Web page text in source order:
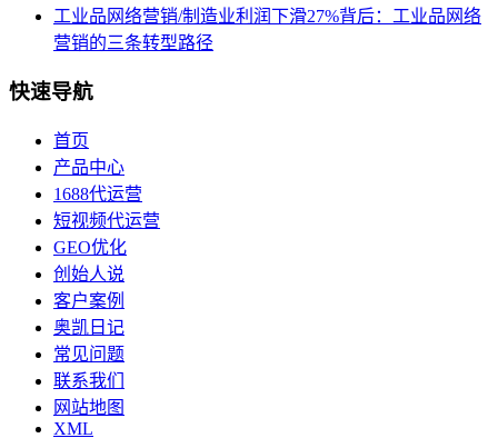
工业品网络营销/制造业利润下滑27%背后：工业品网络
营销的三条转型路径
快速导航
首页
产品中心
1688代运营
短视频代运营
GEO优化
创始人说
客户案例
奥凯日记
常见问题
联系我们
网站地图
XML